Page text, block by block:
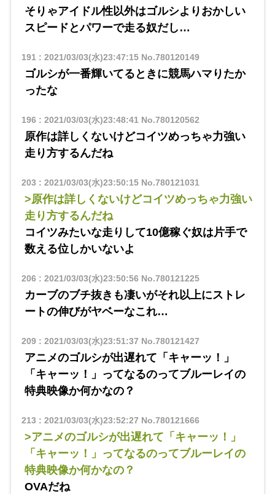
そりゃアイドル性以外はゴルシよりおかしい
スピードとパワーで走る奴だし…
191 : 2021/03/03(水)23:47:15No.780120149
ゴルシが一番輝いてるときに競馬ハマりたか
ったな
196 : 2021/03/03(水)23:48:41 No.780120562
原作は詳しくないけどコイツめっちゃ力強い
走り方するんだね
203 : 2021/03/03(水)23:50:15No.780121031
>原作は詳しくないけどコイツめっちゃ力強い
走り方するんだね
コイツみたいな走りして10億稼ぐ奴は片手で
数える位しかいないよ
206 : 2021/03/03(水)23:50:56 No.780121225
カーブのブチ抜きも凄いがそれ以上にストレ
ートの伸びがヤベーなこれ…
209: 2021/03/03(水)23:51:37 No.780121427
アニメのゴルシが出遅れて「キャーッ！」
「キャーッ！」ってなるのってブルーレイの
特典映像か何かなの？
213 : 2021/03/03(水)23:52:27 No.780121666
>アニメのゴルシが出遅れて「キャーッ！」
「キャーッ！」ってなるのってブルーレイの
特典映像か何かなの？
OVAだね